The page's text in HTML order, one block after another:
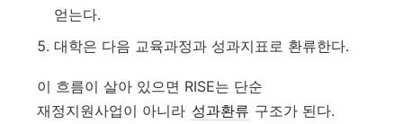
얻는다.
대학은 다음 교육과정과 성과지표로 환류한다.
이 흐름이 살아 있으면 RISE는 단순
재정지원사업이 아니라 성과환류 구조가 된다.